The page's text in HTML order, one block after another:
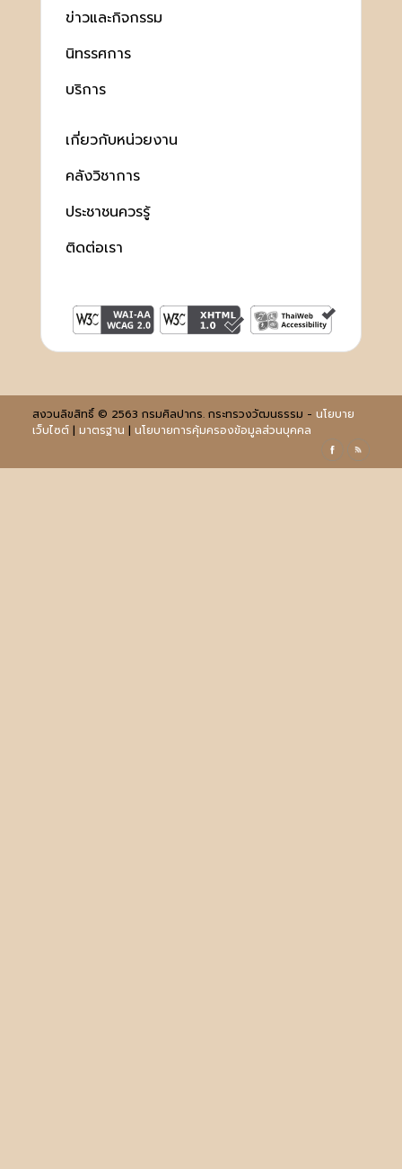
ข่าวและกิจกรรม
นิทรรศการ
บริการ
เกี่ยวกับหน่วยงาน
คลังวิชาการ
ประชาชนควรรู้
ติดต่อเรา
สงวนลิขสิทธิ์ © 2563 กรมศิลปากร. กระทรวงวัฒนธรรม - นโยบาย
เว็บไซต์| มาตรฐาน | นโยบายการคุ้มครองข้อมูลส่วนบุคคล